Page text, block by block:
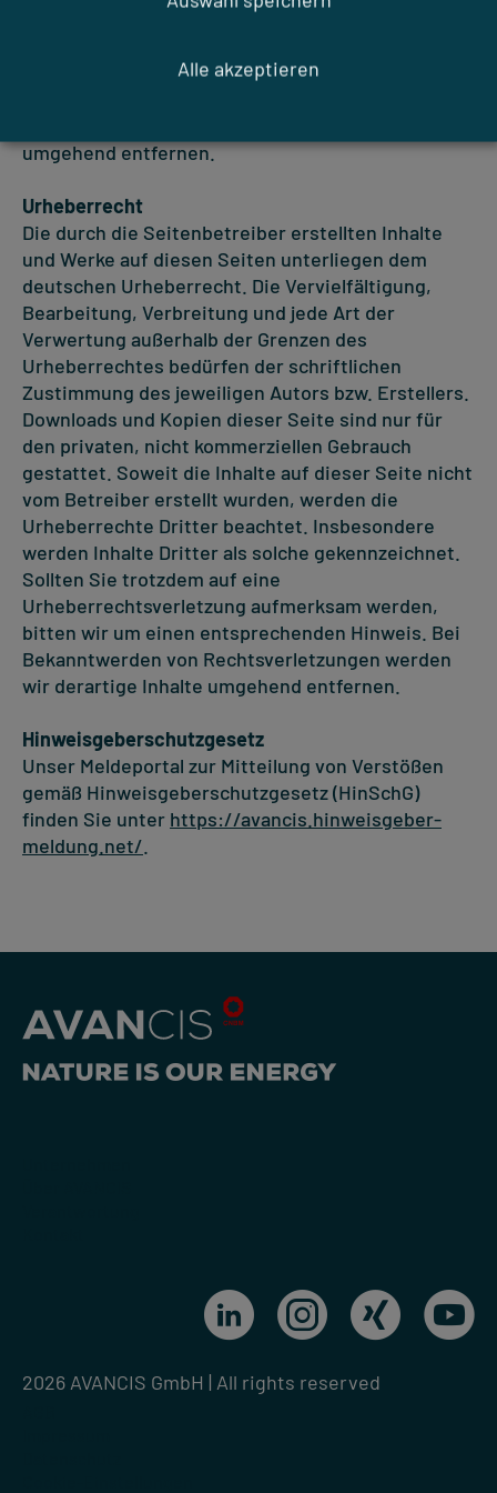
erkennbar. Eine permanente inhaltliche Kontrolle
Anhaltspunkte einer Rechtsverletzung nicht
umgehend entfernen.
Urheberrecht
Die durch die Seitenbetreiber erstellten Inhalte
und Werke auf diesen Seiten unterliegen dem
deutschen Urheberrecht. Die Vervielfältigung,
Bearbeitung, Verbreitung und jede Art der
Verwertung außerhalb der Grenzen des
Urheberrechtes bedürfen der schriftlichen
Zustimmung des jeweiligen Autors bzw. Erstellers.
Downloads und Kopien dieser Seite sind nur für
den privaten, nicht kommerziellen Gebrauch
gestattet. Soweit die Inhalte auf dieser Seite nicht
vom Betreiber erstellt wurden, werden die
Urheberrechte Dritter beachtet. Insbesondere
werden Inhalte Dritter als solche gekennzeichnet.
Sollten Sie trotzdem auf eine
Urheberrechtsverletzung aufmerksam werden,
bitten wir um einen entsprechenden Hinweis. Bei
Bekanntwerden von Rechtsverletzungen werden
wir derartige Inhalte umgehend entfernen.
Hinweisgeberschutzgesetz
Unser Meldeportal zur Mitteilung von Verstößen
gemäß Hinweisgeberschutzgesetz (HinSchG)
finden Sie unter https://avancis.hinweisgeber-
meldung.net/
2026 AVANCIS GmbH | All rights reserved
Alle akzeptieren